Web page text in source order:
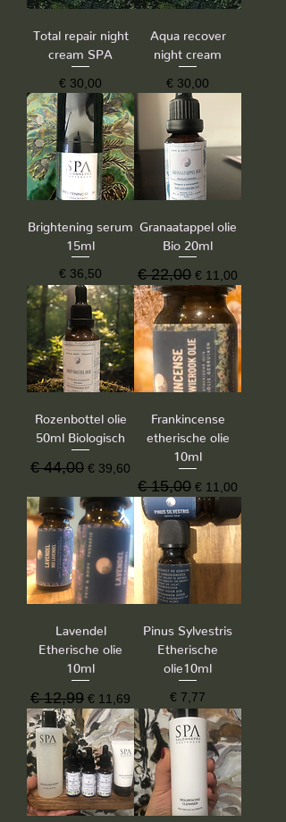
Total repair night
cream SPA
Prijs
€ 30,00
Aqua recover
night cream
Prijs
€ 30,00
Brightening serum
15ml
Prijs
€ 36,50
Granaatappel olie
Bio 20ml
Normale prijs
€ 22,00 Verkoopprijs
€ 11,00
Rozenbottel olie
50ml Biologisch
Normale prijs
€ 44,00 Verkoopprijs
€ 39,60
Frankincense
etherische olie
10ml
Normale prijs
€ 15,00 Verkoopprijs
€ 11,00
Lavendel
Etherische olie
10ml
Normale prijs
€ 12,99 Verkoopprijs
€ 11,69
Pinus Sylvestris
Etherische
olie10ml
Prijs
€ 7,77